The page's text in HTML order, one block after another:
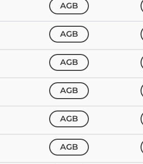
AGB
AGB
AGB
AGB
AGB
AGB